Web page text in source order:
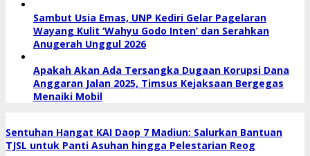
Sambut Usia Emas, UNP Kediri Gelar Pagelaran
Wayang Kulit ‘Wahyu Godo Inten’ dan Serahkan
Anugerah Unggul 2026
Apakah Akan Ada Tersangka Dugaan Korupsi Dana
Anggaran Jalan 2025, Timsus Kejaksaan Bergegas
Menaiki Mobil
Sentuhan Hangat KAI Daop 7 Madiun: Salurkan Bantuan
TJSL untuk Panti Asuhan hingga Pelestarian Reog